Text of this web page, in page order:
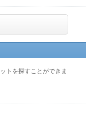
トを探すことができま